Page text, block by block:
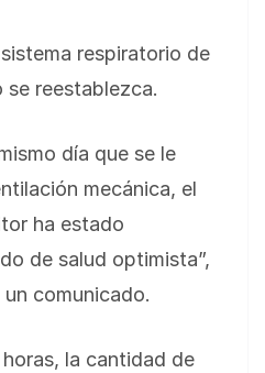
respiratorio de
se reestablezca.
día que se le
mecánica, el
ha estado
de salud optimista”,
comunicado.
la cantidad de